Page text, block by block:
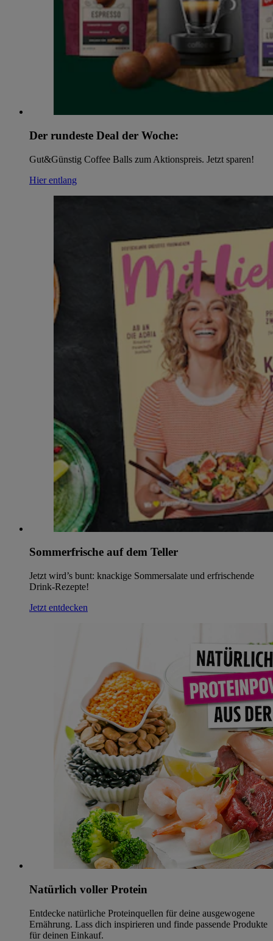
Der rundeste Deal der Woche:
Gut&Günstig Coffee Balls zum Aktionspreis. Jetzt sparen!
Hier entlang
Sommerfrische auf dem Teller
Jetzt wird’s bunt: knackige Sommersalate und erfrischende
Drink-Rezepte!
Jetzt entdecken
Natürlich voller Protein
Entdecke natürliche Proteinquellen für deine ausgewogene
Ernährung. Lass dich inspirieren und finde passende Produkte
für deinen Einkauf.